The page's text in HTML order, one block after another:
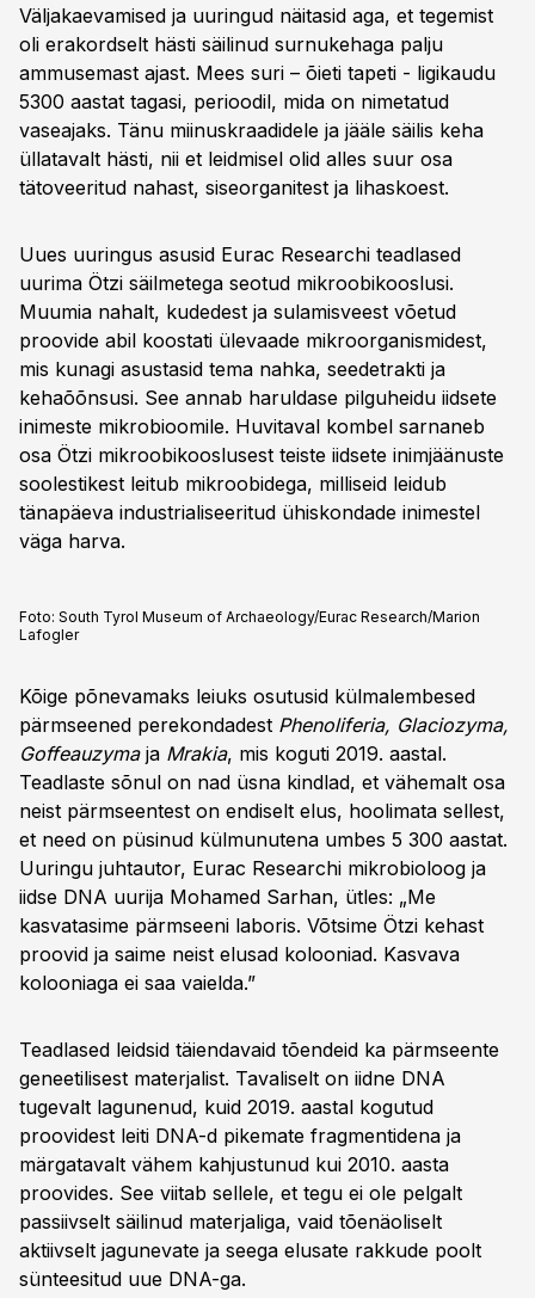
Väljakaevamised ja uuringud näitasid aga, et tegemist
oli erakordselt hästi säilinud surnukehaga palju
ammusemast ajast. Mees suri – õieti tapeti - ligikaudu
5300 aastat tagasi, perioodil, mida on nimetatud
vaseajaks. Tänu miinuskraadidele ja jääle säilis keha
üllatavalt hästi, nii et leidmisel olid alles suur osa
tätoveeritud nahast, siseorganitest ja lihaskoest.
Uues uuringus asusid Eurac Researchi teadlased
uurima Ötzi säilmetega seotud mikroobikooslusi.
Muumia nahalt, kudedest ja sulamisveest võetud
proovide abil koostati ülevaade mikroorganismidest,
mis kunagi asustasid tema nahka, seedetrakti ja
kehaõõnsusi. See annab haruldase pilguheidu iidsete
inimeste mikrobioomile. Huvitaval kombel sarnaneb
osa Ötzi mikroobikooslusest teiste iidsete inimjäänuste
soolestikest leitub mikroobidega, milliseid leidub
tänapäeva industrialiseeritud ühiskondade inimestel
väga harva.
Foto: South Tyrol Museum of Archaeology/Eurac Research/Marion
Lafogler
Kõige põnevamaks leiuks osutusid külmalembesed
pärmseened perekondadest Phenoliferia, Glaciozyma,
Goffeauzymaja Mrakia, mis koguti 2019. aastal.
Teadlaste sõnul on nad üsna kindlad, et vähemalt osa
neist pärmseentest on endiselt elus, hoolimata sellest,
et need on püsinud külmunutena umbes 5 300 aastat.
Uuringu juhtautor, Eurac Researchi mikrobioloog ja
iidse DNA uurija Mohamed Sarhan, ütles: „Me
kasvatasime pärmseeni laboris. Võtsime Ötzi kehast
proovid ja saime neist elusad kolooniad. Kasvava
kolooniaga ei saa vaielda.”
Teadlased leidsid täiendavaid tõendeid ka pärmseente
geneetilisest materjalist. Tavaliselt on iidne DNA
tugevalt lagunenud, kuid 2019. aastal kogutud
proovidest leiti DNA-d pikemate fragmentidena ja
märgatavalt vähem kahjustunud kui 2010. aasta
proovides. See viitab sellele, et tegu ei ole pelgalt
passiivselt säilinud materjaliga, vaid tõenäoliselt
aktiivselt jagunevate ja seega elusate rakkude poolt
sünteesitud uue DNA-ga.